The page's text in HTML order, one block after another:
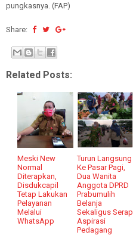
pungkasnya. (FAP)
Share:
Related Posts:
Meski New
Normal
Diterapkan,
Disdukcapil
Tetap Lakukan
Pelayanan
Melalui
WhatsApp
Turun Langsung
Ke Pasar Pagi,
Dua Wanita
Anggota DPRD
Prabumulih
Belanja
Sekaligus Serap
Aspirasi
Pedagang